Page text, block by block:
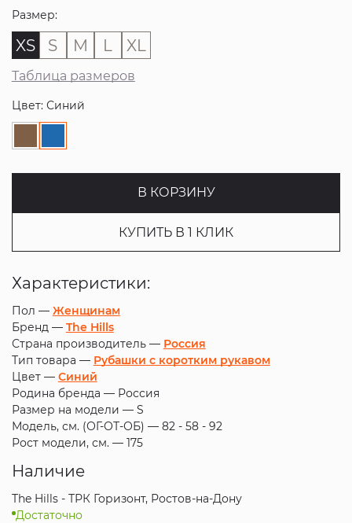
Размер:
XS S M L XL
Таблица размеров
Цвет: Синий
В КОРЗИНУ
КУПИТЬ В 1 КЛИК
Характеристики:
Пол — Женщинам
Бренд — The Hills
Страна производитель — Россия
Тип товара — Рубашки с коротким рукавом
Цвет — Синий
Родина бренда — Россия
Размер на модели — S
Модель, см. (ОГ-ОТ-ОБ) — 82 - 58 - 92
Рост модели, см. — 175
Наличие
The Hills - ТРК Горизонт, Ростов-на-Дону
Достаточно